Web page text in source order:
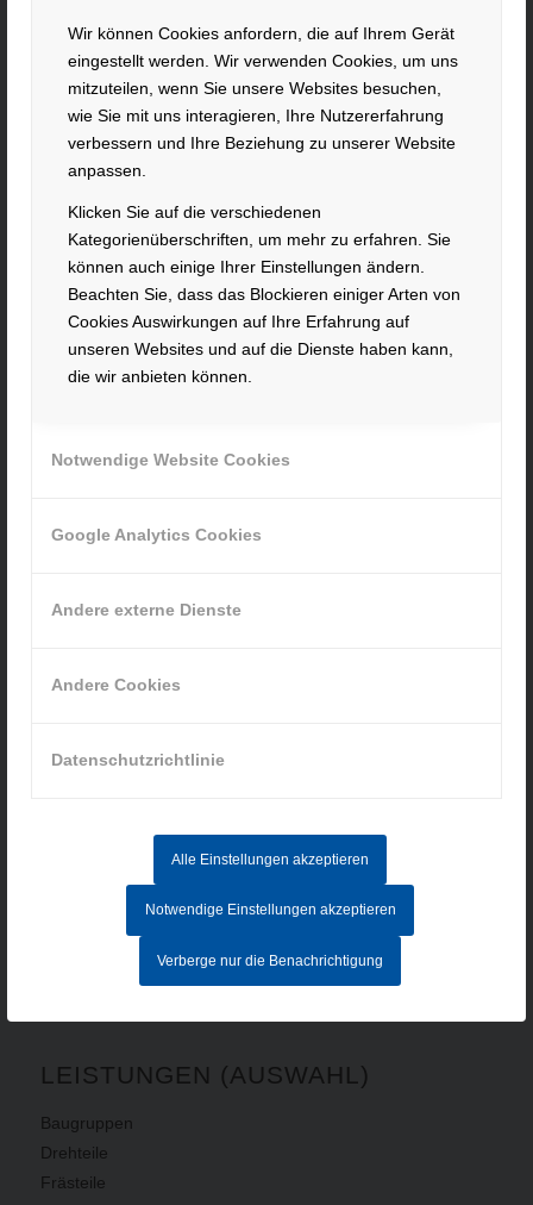
Wir können Cookies anfordern, die auf Ihrem Gerät
eingestellt werden. Wir verwenden Cookies, um uns
mitzuteilen, wenn Sie unsere Websites besuchen,
wie Sie mit uns interagieren, Ihre Nutzererfahrung
verbessern und Ihre Beziehung zu unserer Website
anpassen.
Klicken Sie auf die verschiedenen
Kategorienüberschriften, um mehr zu erfahren. Sie
können auch einige Ihrer Einstellungen ändern.
Beachten Sie, dass das Blockieren einiger Arten von
Cookies Auswirkungen auf Ihre Erfahrung auf
unseren Websites und auf die Dienste haben kann,
die wir anbieten können.
Notwendige Website Cookies
Google Analytics Cookies
Andere externe Dienste
Andere Cookies
Datenschutzrichtlinie
Alle Einstellungen akzeptieren
Notwendige Einstellungen akzeptieren
Verberge nur die Benachrichtigung
Tel. +49 991 99800 – 0
Fax. +49 991 91564
contact@hacker-feinmechanik.de
Ihr Weg zu uns
INFORMATIONEN
AGB
AKTUELLE STELLENANGEBOTE
ELEKTRONIKER/IN FÜR BETRIEBSTECHNIK (M/W/D)
CNC-MASCHINENBEDIENER/IN (M/W/D)
ALLE ANZEIGEN
LEISTUNGEN (AUSWAHL)
Baugruppen
Drehteile
Frästeile